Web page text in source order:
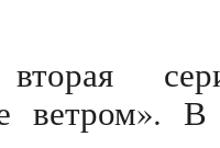
ветром». В